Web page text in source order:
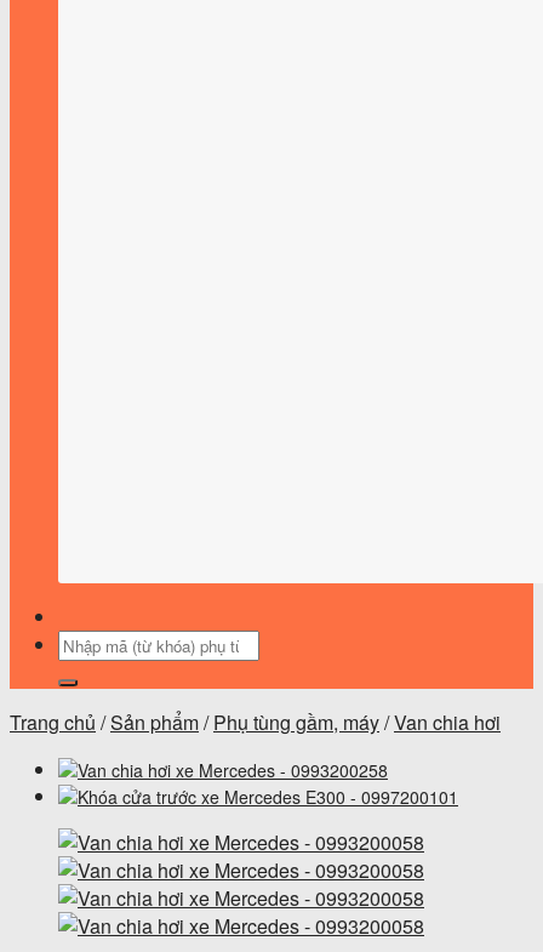
Tìm
Trang chủ /Sản phẩm/ Phụ tùng gầm, máy/Van chia hơi